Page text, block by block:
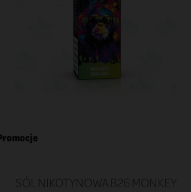
SÓL NIKOTYNOWA B26 MONKEY